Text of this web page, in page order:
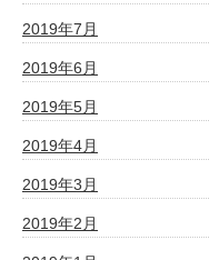
2019年7月
2019年6月
2019年5月
2019年4月
2019年3月
2019年2月